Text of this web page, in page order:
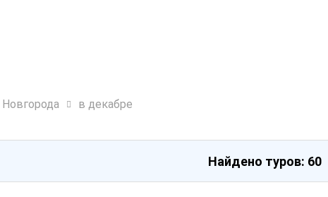
Новгорода в декабре
Найдено туров: 60